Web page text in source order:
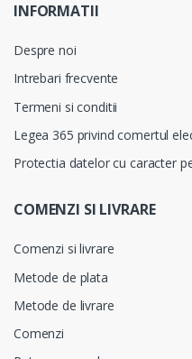
INFORMATII
Despre noi
Intrebari frecvente
Termeni si conditii
Legea 365 privind comertul
Protectia datelor cu caracter
COMENZI SI LIVRARE
Comenzi si livrare
Metode de plata
Metode de livrare
Comenzi